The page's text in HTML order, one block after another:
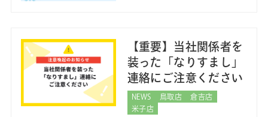
【重要】当社関係者を
装った「なりすまし」
連絡にご注意ください
NEWS 鳥取店
倉吉店
米子店